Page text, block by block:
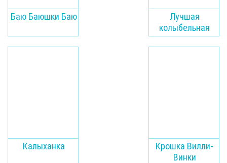
Баю Баюшки Баю
Лучшая
колыбельная
малышу
Калыханка
Крошка Вилли-
Винки